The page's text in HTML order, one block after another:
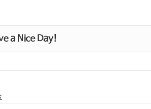
a Nice Day!